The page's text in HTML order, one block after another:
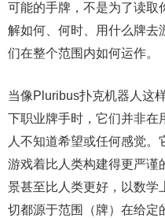
可能的手牌，不是为了读取
解如何、何时、用什么牌去
们在整个范围内如何运作。
当像Pluribus扑克机器人这
下职业牌手时，它们并非在
人不知道希望或任何感觉
游戏着比人类构建得更严谨
景甚至比人类更好，以数学
切都源于范围（牌）在给定